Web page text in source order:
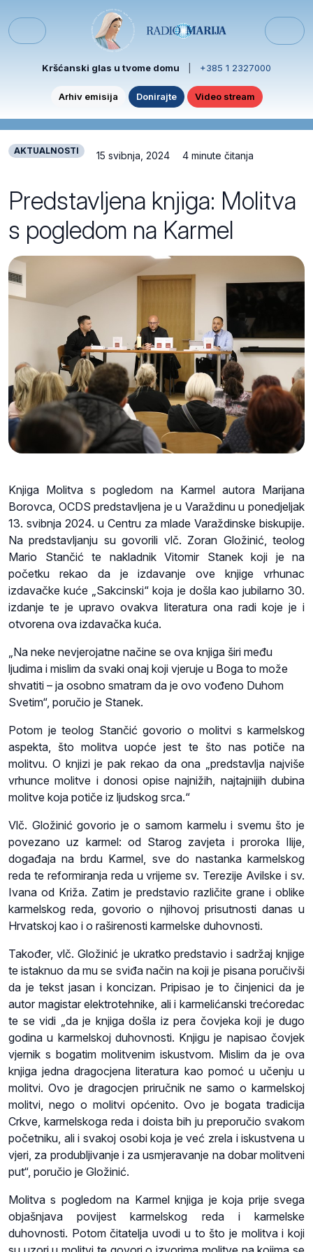
Menu
Kršćanski glas u tvome domu +385 1 2327000
Arhiv emisija Donirajte Video stream
AKTUALNOSTI 15 svibnja, 2024 4 minute čitanja
Predstavljena knjiga: Molitva
s pogledom na Karmel
Knjiga Molitva s pogledom na Karmel autora Marijana
Borovca, OCDS predstavljena je u Varaždinu u ponedjeljak
13. svibnja 2024. u Centru za mlade Varaždinske biskupije.
Na predstavljanju su govorili vlč. Zoran Gložinić, teolog
Mario Stančić te nakladnik Vitomir Stanek koji je na
početku rekao da je izdavanje ove knjige vrhunac
izdavačke kuće „Sakcinski“ koja je došla kao jubilarno 30.
izdanje te je upravo ovakva literatura ona radi koje je i
otvorena ova izdavačka kuća.
„Na neke nevjerojatne načine se ova knjiga širi među
ljudima i mislim da svaki onaj koji vjeruje u Boga to može
shvatiti – ja osobno smatram da je ovo vođeno Duhom
Svetim“, poručio je Stanek.
Potom je teolog Stančić govorio o molitvi s karmelskog
aspekta, što molitva uopće jest te što nas potiče na
molitvu. O knjizi je pak rekao da ona „predstavlja najviše
vrhunce molitve i donosi opise najnižih, najtajnijih dubina
molitve koja potiče iz ljudskog srca.“
Vlč. Gložinić govorio je o samom karmelu i svemu što je
povezano uz karmel: od Starog zavjeta i proroka Ilije,
događaja na brdu Karmel, sve do nastanka karmelskog
reda te reformiranja reda u vrijeme sv. Terezije Avilske i sv.
Ivana od Križa. Zatim je predstavio različite grane i oblike
karmelskog reda, govorio o njihovoj prisutnosti danas u
Hrvatskoj kao i o raširenosti karmelske duhovnosti.
Također, vlč. Gložinić je ukratko predstavio i sadržaj knjige
te istaknuo da mu se sviđa način na koji je pisana poručivši
da je tekst jasan i koncizan. Pripisao je to činjenici da je
autor magistar elektrotehnike, ali i karmelićanski trećoredac
te se vidi „da je knjiga došla iz pera čovjeka koji je dugo
godina u karmelskoj duhovnosti. Knjigu je napisao čovjek
vjernik s bogatim molitvenim iskustvom. Mislim da je ova
knjiga jedna dragocjena literatura kao pomoć u učenju u
molitvi. Ovo je dragocjen priručnik ne samo o karmelskoj
molitvi, nego o molitvi općenito. Ovo je bogata tradicija
Crkve, karmelskoga reda i doista bih ju preporučio svakom
početniku, ali i svakoj osobi koja je već zrela i iskustvena u
vjeri, za produbljivanje i za usmjeravanje na dobar molitveni
put“, poručio je Gložinić.
Molitva s pogledom na Karmel knjiga je koja prije svega
objašnjava povijest karmelskog reda i karmelske
duhovnosti. Potom čitatelja uvodi u to što je molitva i koji